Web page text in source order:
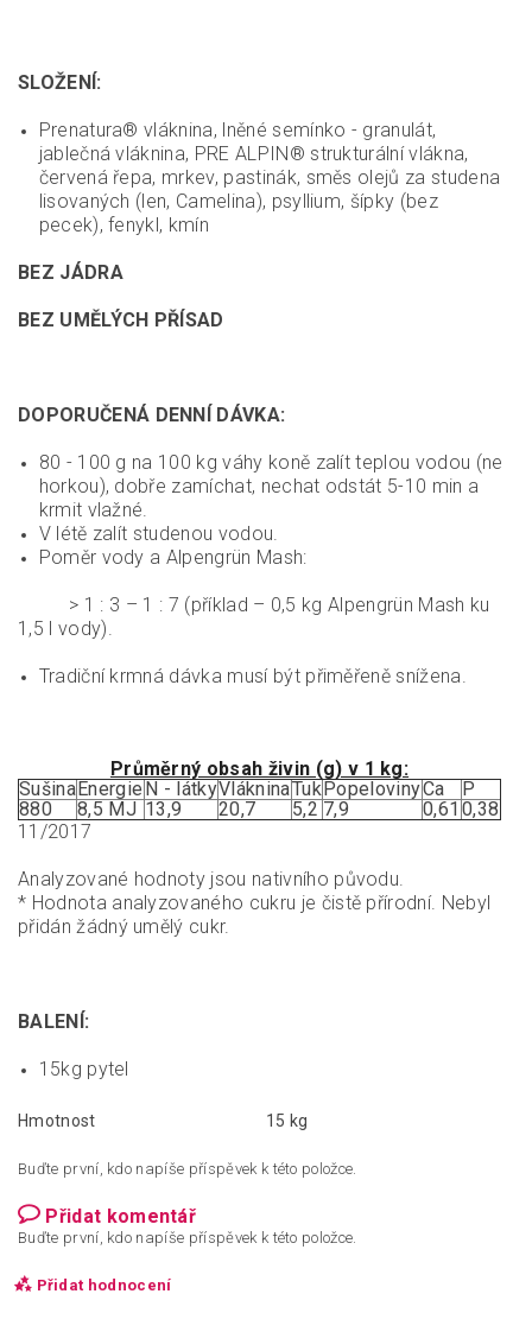
SLOŽENÍ:
Prenatura® vláknina, lněné semínko - granulát,
jablečná vláknina, PRE ALPIN® strukturální vlákna,
červená řepa, mrkev, pastinák, směs olejů za studena
lisovaných (len, Camelina), psyllium, šípky (bez
pecek), fenykl, kmín
BEZ JÁDRA
BEZ UMĚLÝCH PŘÍSAD
DOPORUČENÁ DENNÍ DÁVKA:
80 - 100 g na 100 kg váhy koně zalít teplou vodou (ne
horkou), dobře zamíchat, nechat odstát 5-10 min a
krmit vlažné.
V létě zalít studenou vodou.
Poměr vody a Alpengrün Mash:
> 1 : 3 – 1 : 7 (příklad – 0,5 kg Alpengrün Mash ku
1,5 l vody).
Tradiční krmná dávka musí být přiměřeně snížena.
Průměrný obsah živin (g) v 1 kg:
SušinaEnergie N - látkyVlákninaTukPopelovinyCa
P
880
8,5 MJ 13,9 20,7 5,2 7,9 0,61 0,38
11/2017
Analyzované hodnoty jsou nativního původu.
* Hodnota analyzovaného cukru je čistě přírodní. Nebyl
přidán žádný umělý cukr.
BALENÍ:
15kg pytel
Hmotnost 15 kg
Buďte první, kdo napíše příspěvek k této položce.
Přidat komentář
Buďte první, kdo napíše příspěvek k této položce.
Přidat hodnocení